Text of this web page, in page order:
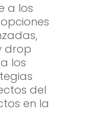
a los
drop
los
del
en la